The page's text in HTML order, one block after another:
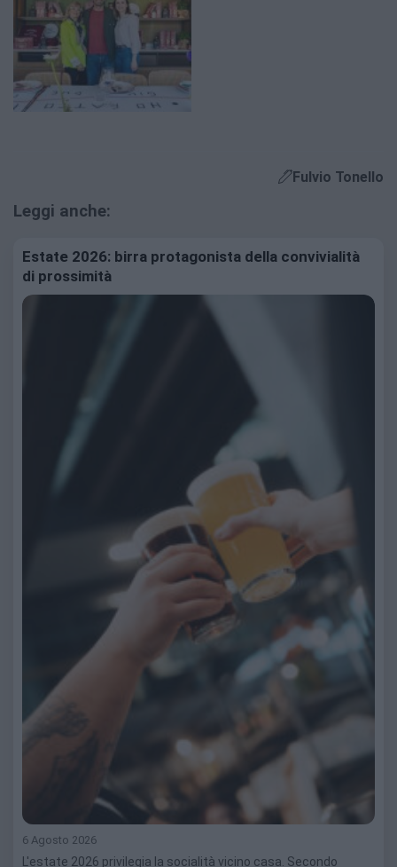
Fulvio Tonello
Leggi anche:
Estate 2026: birra protagonista della convivialità
di prossimità
6 Agosto 2026
L'estate 2026 privilegia la socialità vicino casa. Secondo